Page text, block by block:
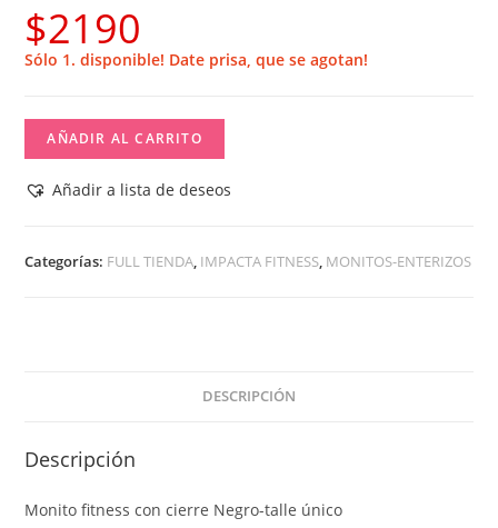
$2190
Sólo 1. disponible! Date prisa, que se agotan!
Monito
fitness
con
talle
AÑADIR AL CARRITO
Añadir a lista de deseos
Categorías: FULL TIENDA, IMPACTA FITNESS, MONITOS-ENTERIZOS
DESCRIPCIÓN
Descripción
Monito fitness con cierre Negro-talle único